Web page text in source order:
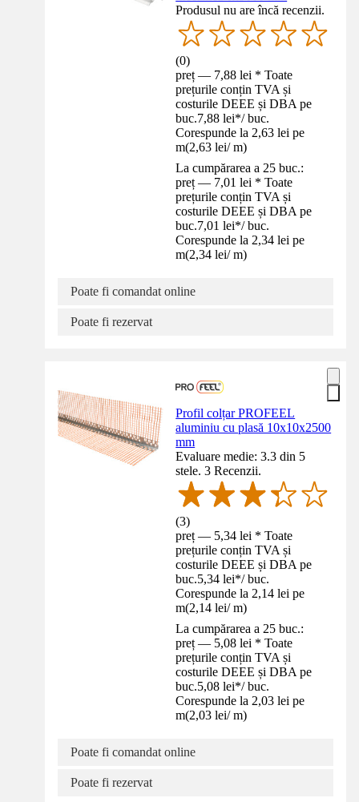
Produsul nu are încă recenzii.
(0)
preț — 7,88 lei * Toate
prețurile conțin TVA și
costurile DEEE și DBA pe
buc.7,88 lei*/ buc.
Corespunde la 2,63 lei pe
m(2,63 lei/ m)
La cumpărarea a 25 buc.:
preț — 7,01 lei * Toate
prețurile conțin TVA și
costurile DEEE și DBA pe
buc.7,01 lei*/ buc.
Corespunde la 2,34 lei pe
m(2,34 lei/ m)
Poate fi comandat online
Poate fi rezervat
Profil colțar PROFEEL
aluminiu cu plasă 10x10x2500
mm
Evaluare medie: 3.3 din 5
stele. 3 Recenzii.
(3)
preț — 5,34 lei * Toate
prețurile conțin TVA și
costurile DEEE și DBA pe
buc.5,34 lei*/ buc.
Corespunde la 2,14 lei pe
m(2,14 lei/ m)
La cumpărarea a 25 buc.:
preț — 5,08 lei * Toate
prețurile conțin TVA și
costurile DEEE și DBA pe
buc.5,08 lei*/ buc.
Corespunde la 2,03 lei pe
m(2,03 lei/ m)
Poate fi comandat online
Poate fi rezervat